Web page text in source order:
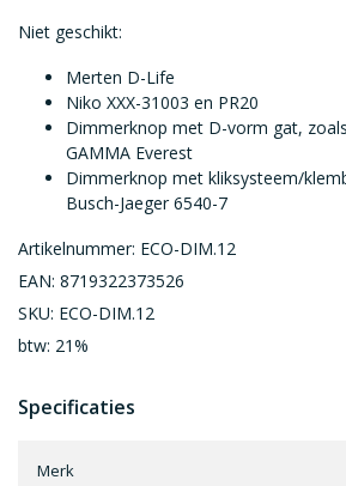
Niet geschikt:
Merten D-Life
Niko XXX-31003 en PR20
Dimmerknop met D-vorm gat,
GAMMA Everest
Dimmerknop met kliksysteem/
Busch-Jaeger 6540-7
Artikelnummer: ECO-DIM.12
EAN: 8719322373526
SKU: ECO-DIM.12
btw: 21%
Specificaties
Merk